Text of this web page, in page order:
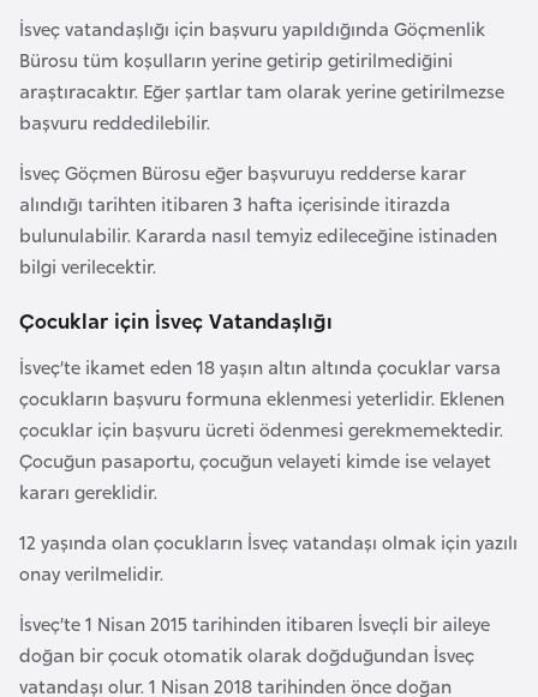
İsveç vatandaşlığı için başvuru yapıldığında Göçmenlik
Bürosu tüm koşulların yerine getirip getirilmediğini
araştıracaktır. Eğer şartlar tam olarak yerine getirilmezse
başvuru reddedilebilir.
İsveç Göçmen Bürosu eğer başvuruyu redderse karar
alındığı tarihten itibaren 3 hafta içerisinde itirazda
bulunulabilir. Kararda nasıl temyiz edileceğine istinaden
bilgi verilecektir.
Çocuklar için İsveç Vatandaşlığı
İsveç’te ikamet eden 18 yaşın altın altında çocuklar varsa
çocukların başvuru formuna eklenmesi yeterlidir. Eklenen
çocuklar için başvuru ücreti ödenmesi gerekmemektedir.
Çocuğun pasaportu, çocuğun velayeti kimde ise velayet
kararı gereklidir.
12 yaşında olan çocukların İsveç vatandaşı olmak için yazılı
onay verilmelidir.
İsveç’te 1 Nisan 2015 tarihinden itibaren İsveçli bir aileye
doğan bir çocuk otomatik olarak doğduğundan İsveç
vatandaşı olur. 1 Nisan 2018 tarihinden önce doğan
e
t
i
C
z
a
y
i
r
i
u
t
i